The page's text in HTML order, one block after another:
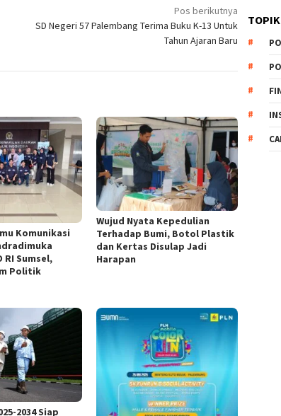
Pos berikutnya
SD Negeri 57 Palembang Terima Buku K-13 Untuk
Tahun Ajaran Baru
Komunikasi
RI Sumsel,
Politik
Wujud Nyata Kepedulian
Terhadap Bumi, Botol Plastik
dan Kertas Disulap Jadi
Harapan
2034 Siap